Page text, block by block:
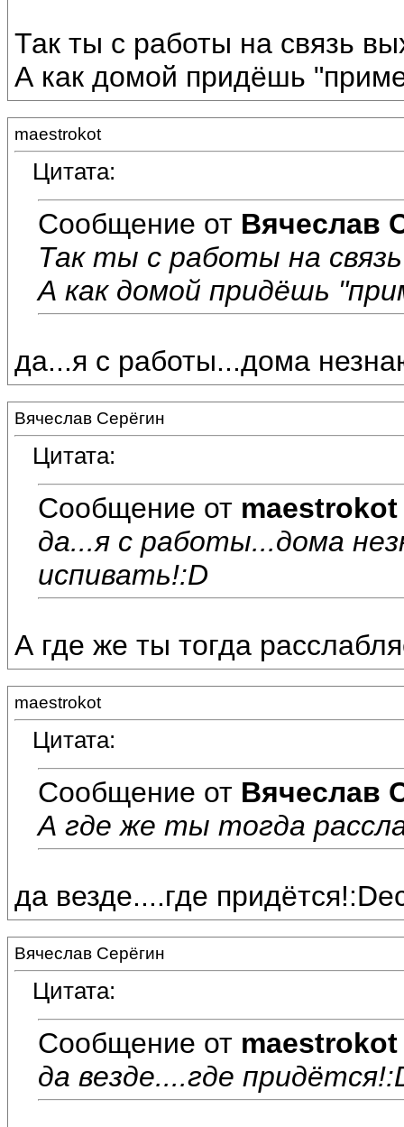
Так ты с работы на связь
А как домой придёшь
maestrokot
Цитата:
Сообщение от Вячеслав
Так ты с работы на
А как домой придёшь
да...я с работы...дома
Вячеслав Серёгин
Цитата:
Сообщение от maestrokot
да...я с работы...дома
испивать!:D
А где же ты тогда
maestrokot
Цитата:
Сообщение от Вячеслав
А где же ты тогда
да везде....где
Вячеслав Серёгин
Цитата:
Сообщение от maestrokot
да везде....где